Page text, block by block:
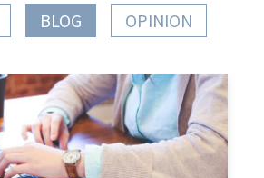
BLOG OPINION